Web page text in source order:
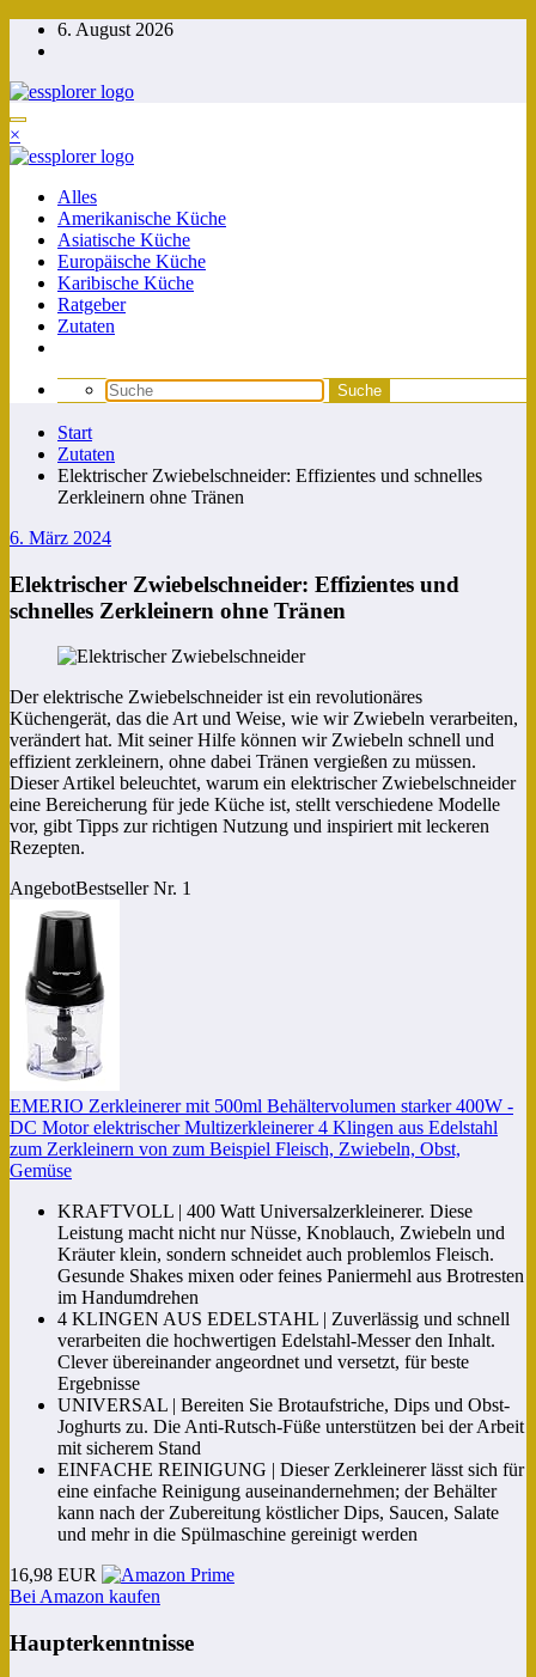
Zum
Inhalt
6. August 2026
×
Alles
Amerikanische Küche
Asiatische Küche
Europäische Küche
Karibische Küche
Ratgeber
Zutaten
Start
Zutaten
Elektrischer Zwiebelschneider: Effizientes und schnelles
Zerkleinern ohne Tränen
6. März 2024
Elektrischer Zwiebelschneider: Effizientes und
schnelles Zerkleinern ohne Tränen
Der elektrische Zwiebelschneider ist ein revolutionäres
Küchengerät, das die Art und Weise, wie wir Zwiebeln verarbeiten,
verändert hat. Mit seiner Hilfe können wir Zwiebeln schnell und
effizient zerkleinern, ohne dabei Tränen vergießen zu müssen.
Dieser Artikel beleuchtet, warum ein elektrischer Zwiebelschneider
eine Bereicherung für jede Küche ist, stellt verschiedene Modelle
vor, gibt Tipps zur richtigen Nutzung und inspiriert mit leckeren
Rezepten.
AngebotBestseller Nr. 1
EMERIO Zerkleinerer mit 500ml Behältervolumen starker 400W -
DC Motor elektrischer Multizerkleinerer 4 Klingen aus Edelstahl
zum Zerkleinern von zum Beispiel Fleisch, Zwiebeln, Obst,
Gemüse
KRAFTVOLL | 400 Watt Universalzerkleinerer. Diese
Leistung macht nicht nur Nüsse, Knoblauch, Zwiebeln und
Kräuter klein, sondern schneidet auch problemlos Fleisch.
Gesunde Shakes mixen oder feines Paniermehl aus Brotresten
im Handumdrehen
4 KLINGEN AUS EDELSTAHL | Zuverlässig und schnell
verarbeiten die hochwertigen Edelstahl-Messer den Inhalt.
Clever übereinander angeordnet und versetzt, für beste
Ergebnisse
UNIVERSAL | Bereiten Sie Brotaufstriche, Dips und Obst-
Joghurts zu. Die Anti-Rutsch-Füße unterstützen bei der Arbeit
mit sicherem Stand
EINFACHE REINIGUNG | Dieser Zerkleinerer lässt sich für
eine einfache Reinigung auseinandernehmen; der Behälter
kann nach der Zubereitung köstlicher Dips, Saucen, Salate
und mehr in die Spülmaschine gereinigt werden
16,98 EUR
Bei Amazon kaufen
Haupterkenntnisse